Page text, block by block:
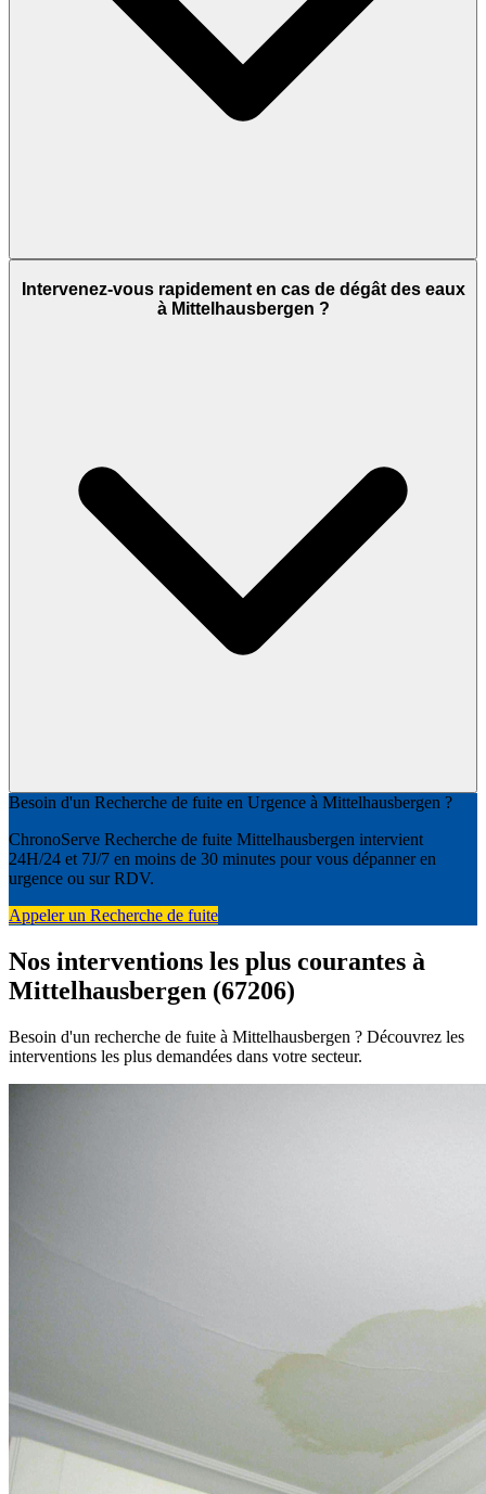
Intervenez-vous rapidement en cas de dégât des eaux
à Mittelhausbergen ?
Besoin d'un Recherche de fuite en Urgence à Mittelhausbergen ?
ChronoServe Recherche de fuite Mittelhausbergen intervient
24H/24 et 7J/7 en moins de 30 minutes pour vous dépanner en
urgence ou sur RDV.
Appeler un Recherche de fuite
Nos interventions les plus courantes à
Mittelhausbergen (67206)
Besoin d'un recherche de fuite à Mittelhausbergen ? Découvrez les
interventions les plus demandées dans votre secteur.